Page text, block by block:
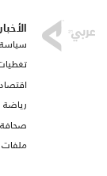
الأخبار
سياسة
اقتصاد
رياضة
صحافة
ملفات